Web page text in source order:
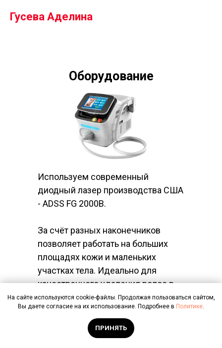
Гусева Аделина
Используем современный
диодный лазер производства США
- ADSS FG 2000B.
За счёт разных наконечников
позволяет работать на больших
площадях кожи и маленьких
участках тела. Идеально для
качественного удаления волос в
любой зоне.
После процедуры не отрастают
более тёмные и грубые волосы.
Оборудование
На сайте используются cookie-файлы. Продолжая пользоваться сайтом,
Вы даете согласие на их использование. Подробнее в Политике.
ПРИНЯТЬ